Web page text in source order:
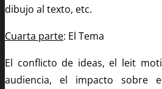
dibujo al texto, etc.
Cuarta parte: El Tema
El conflicto de ideas, el leit
audiencia, el impacto sobre